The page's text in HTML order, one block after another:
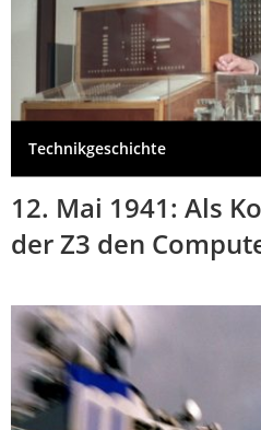
Technikgeschichte
12. Mai 1941: Als
der Z3 den